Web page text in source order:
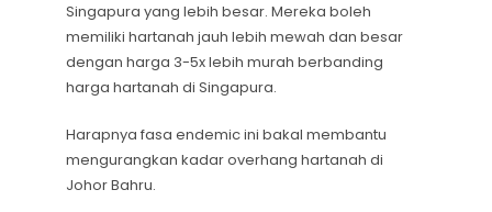
Singapura yang lebih besar. Mereka boleh
memiliki hartanah jauh lebih mewah dan besar
dengan harga 3-5x lebih murah berbanding
harga hartanah di Singapura.
Harapnya fasa endemic ini bakal membantu
mengurangkan kadar overhang hartanah di
Johor Bahru.